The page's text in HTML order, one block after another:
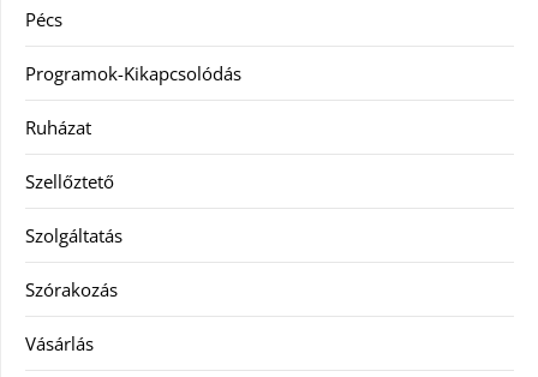
Pécs
Programok-Kikapcsolódás
Ruházat
Szellőztető
Szolgáltatás
Szórakozás
Vásárlás